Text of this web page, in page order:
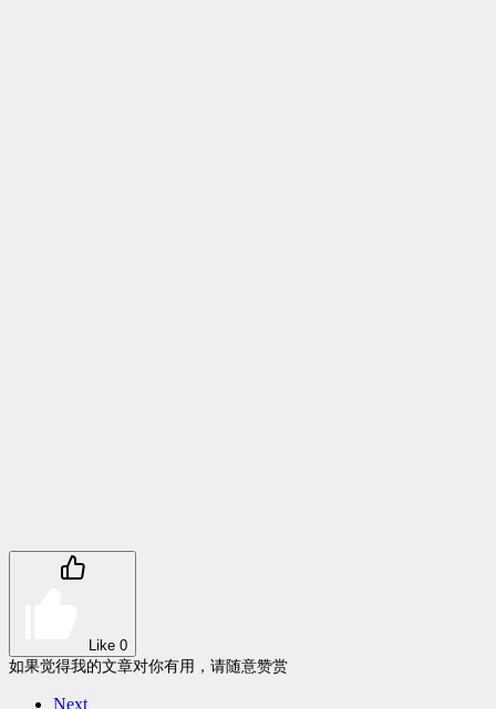
Like 0
如果觉得我的文章对你有用，请随意赞赏
Next